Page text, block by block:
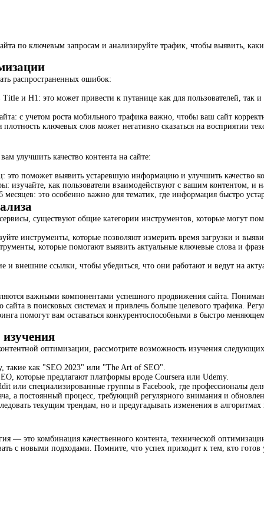
по ключевым запросам и анализируйте трафик, чтобы выявить,
распространенных ошибок:
Title и H1: это может привести к путанице как для пользователей,
с учетом роста мобильного трафика важно, чтобы ваш сайт
плотность ключевых слов может негативно сказаться на восприятии
улучшить качество контента на сайте:
это поможет выявить устаревшую информацию и улучшить качество
изучайте, как пользователи взаимодействуют с вашим контентом, и
это особенно важно для тематик, где информация быстро
существуют общие категории инструментов, которые могут
инструменты, которые позволяют измерить время загрузки и
которые помогают выявить актуальные ключевые слова и
и внешние ссылки, чтобы убедиться, что они работают и ведут на
важными компонентами успешного продвижения сайта.
в поисковых системах и привлечь больше целевого трафика.
помогут вам оставаться конкурентоспособными в быстро
оптимизации, рассмотрите возможность изучения
такие как "SEO 2023" или "The Art of SEO".
которые предлагают платформы вроде Coursera или Udemy.
или специализированные группы в Facebook, где профессионалы
а постоянный процесс, требующий регулярного внимания и
текущим трендам, но и предугадывать изменения в
— это комбинация качественного контента, технической
с новыми подходами. Помните, что успех приходит к тем, кто